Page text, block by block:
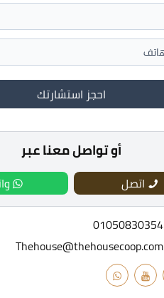
احجز استشارتك
أو تواصل معنا عبر
اتصل
01050830354
Thehouse@thehousecoop.com